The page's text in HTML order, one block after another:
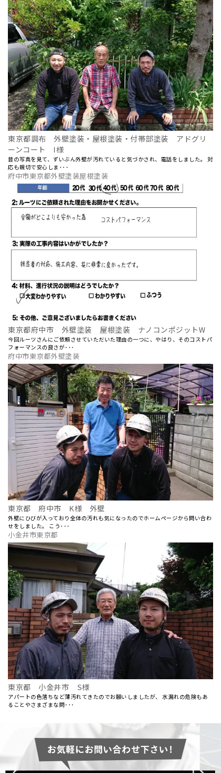
東京都調布 外壁塗装・屋根塗装・付帯部塗装 アドグリ
ーンコート I様
昔の写真を見て、ずいぶん外壁が汚れていると気づかされ、電話をしました。 対
応も親切で安心しま･･･
府中市東京都外壁塗装屋根塗装
東京都府中市 外壁塗装 屋根塗装 ナノコンポジットW
今回ルーツさんにご依頼させていただいた理由の一つに、やはり、そのコストパ
フォーマンスの良さが･･･
府中市東京都外壁塗装
東京都 府中市 K様 外壁
外壁にひびが入っており全体の汚れも気になったのでホームページから問い合わ
せをしました。 こう･･･
小金井市東京都
東京都 小金井市 S様
アパートの色落ちなど薄汚れてきたのでお願いしましたが、 水漏れの危険もあ
ることやさまざまな問･･･